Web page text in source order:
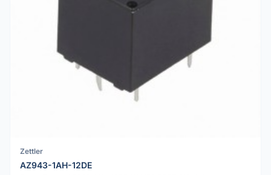
Zettler
AZ943-1AH-12DE